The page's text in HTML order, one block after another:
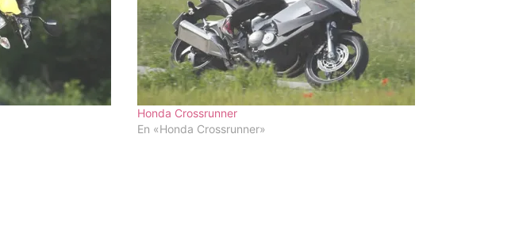
Honda Crossrunner
En «Honda Crossrunner»